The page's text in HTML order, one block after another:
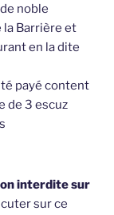
noble
la Barrière et
en la dite
payé content
de 3 escuz
interdite sur
sur ce